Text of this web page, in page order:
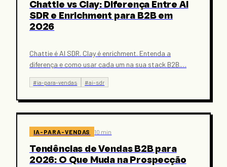
Chattie vs Clay: Diferença Entre AI
SDR e Enrichment para B2B em
2026
Chattie é AI SDR. Clay é enrichment. Entenda a
diferença e como usar cada um na sua stack B2B.…
#ia-para-vendas #ai-sdr
IA-PARA-VENDAS 10 min
Tendências de Vendas B2B para
2026: O Que Muda na Prospecção